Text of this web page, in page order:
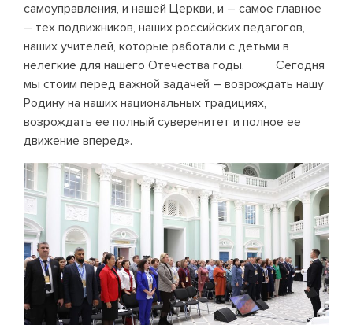
самоуправления, и нашей Церкви, и – самое главное
– тех подвижников, наших российских педагогов,
наших учителей, которые работали с детьми в
нелегкие для нашего Отечества годы. Сегодня
мы стоим перед важной задачей – возрождать нашу
Родину на наших национальных традициях,
возрождать ее полный суверенитет и полное ее
движение вперед».